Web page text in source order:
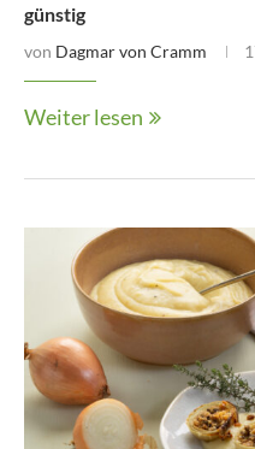
günstig
von Dagmar von Cramm
Weiter lesen